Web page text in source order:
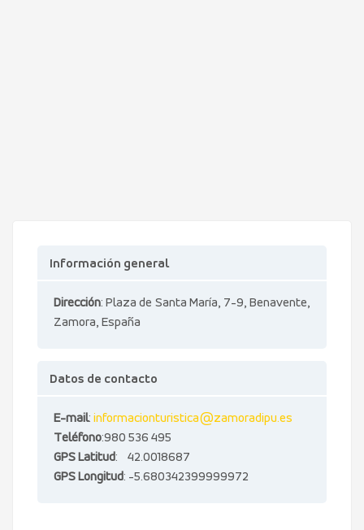
Información general
Dirección: Plaza de Santa María, 7-9, Benavente,
Zamora, España
Datos de contacto
E-mail: informacionturistica@zamoradipu.es
Teléfono:980 536 495
GPS Latitud: 42.0018687
GPS Longitud: -5.680342399999972